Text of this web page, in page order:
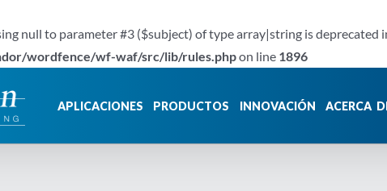
null to parameter #3 ($subject) of type array|string is deprecated
wordfence/wf-waf/src/lib/rules.phpon line 1896
APLICACIONES PRODUCTOS INNOVACIÓN ACERCA